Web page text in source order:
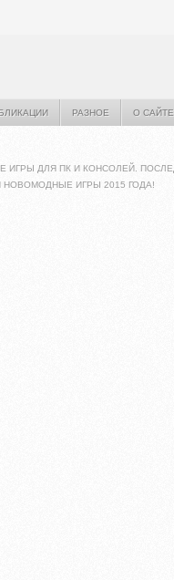
РАЗНОЕ О САЙТЕ
ДЛЯ ПК И КОНСОЛЕЙ.
НОВОМОДНЫЕ ИГРЫ 2015 ГОДА!